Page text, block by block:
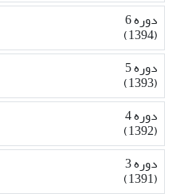
دوره 6
(1394)
دوره 5
(1393)
دوره 4
(1392)
دوره 3
(1391)